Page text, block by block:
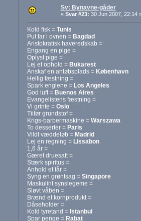
Sv: Bynavne-gåder
« Svar #23: 30 Jun 2007, 22:14
Kold fisk = Tunis
Put far i ovnen = Bagdad
Aristokratisk haveredskab =
Engang en pige =
Oplyst pige =
Lej et ophold = Bukarest
Anskaf en anløbsplads = København
Hellig fæstning =
Spark englene = Los Angeles
God luft = Buenos Aires
Evangelistens fæstning =
Vi grinte = Oslo
Tiifør grundstof =
Krigs-barbermaskine = Warszawa
To desserter = Paris
Vildt væddeløb = Madrid
Lej en regning = Lissabon
1,6 år =
Gæret druesaft =
Stærk spiritus =
Anhold et får =
Syng en grøntsag = Singapore
Maskulint synslegeme =
Sløvt våben =
Brænd et kornprodukt =
Dåseholder =
Kold tyretand = Istanbul
Spar penge = Rabat